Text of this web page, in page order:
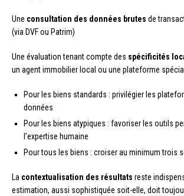
Une consultation des données brutes de
(via DVF ou Patrim)
Une évaluation tenant compte des spécificités
un agent immobilier local ou une plateforme
Pour les biens standards : privilégier les
données
Pour les biens atypiques : favoriser les outils
l’expertise humaine
Pour tous les biens : croiser au minimum trois
La contextualisation des résultats reste
estimation, aussi sophistiquée soit-elle, doit